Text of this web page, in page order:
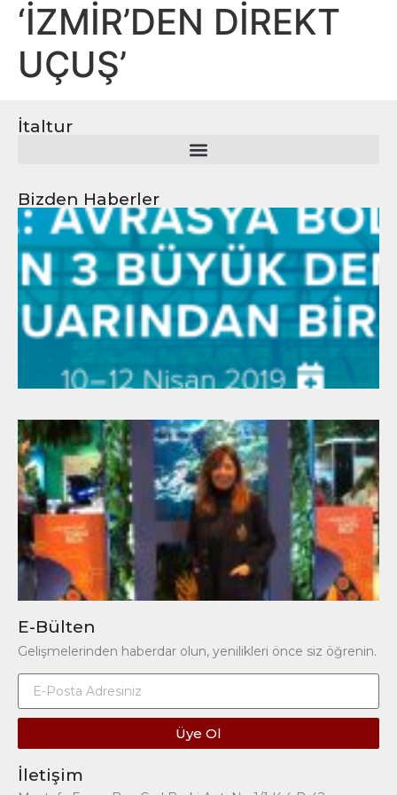
‘İZMİR’DEN DİREKT
UÇUŞ’
İtaltur
Bizden Haberler
E-Bülten
Gelişmelerinden haberdar olun, yenilikleri önce siz öğrenin.
Üye Ol
İletişim